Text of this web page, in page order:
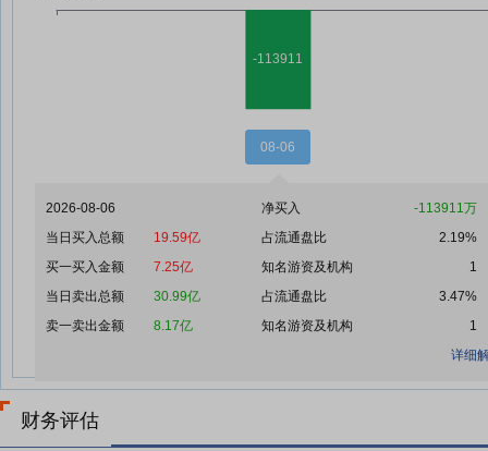
08-06
2026-08-06 净买入
-113911万
当日买入总额
19.59亿 占流通盘比
2.19%
买一买入金额
7.25亿 知名游资及机构
1
当日卖出总额
30.99亿 占流通盘比
3.47%
卖一卖出金额
8.17亿 知名游资及机构
1
详细
财务评估